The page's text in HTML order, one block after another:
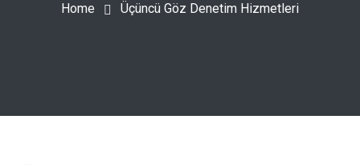
Home Üçüncü Göz Denetim Hizmetleri